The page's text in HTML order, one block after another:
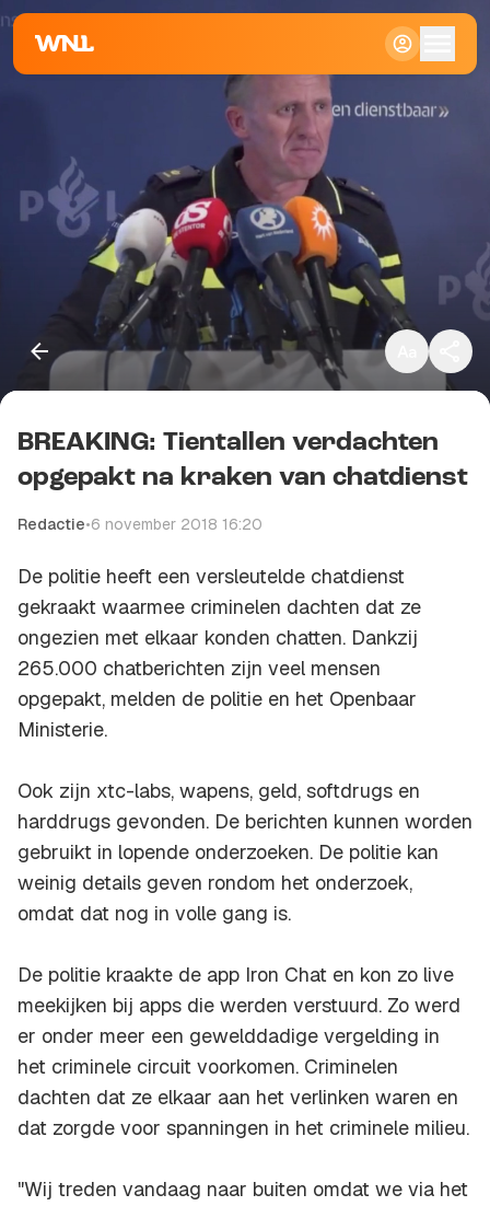
Klein
Standaard
Groot
Kopieer link
BREAKING: Tientallen verdachten
opgepakt na kraken van chatdienst
Redactie•6 november 2018 16:20
De politie heeft een versleutelde chatdienst
gekraakt waarmee criminelen dachten dat ze
ongezien met elkaar konden chatten. Dankzij
265.000 chatberichten zijn veel mensen
opgepakt, melden de politie en het Openbaar
Ministerie.
Ook zijn xtc-labs, wapens, geld, softdrugs en
harddrugs gevonden. De berichten kunnen worden
gebruikt in lopende onderzoeken. De politie kan
weinig details geven rondom het onderzoek,
omdat dat nog in volle gang is.
De politie kraakte de app Iron Chat en kon zo live
meekijken bij apps die werden verstuurd. Zo werd
er onder meer een gewelddadige vergelding in
het criminele circuit voorkomen. Criminelen
dachten dat ze elkaar aan het verlinken waren en
dat zorgde voor spanningen in het criminele milieu.
"Wij treden vandaag naar buiten omdat we via het